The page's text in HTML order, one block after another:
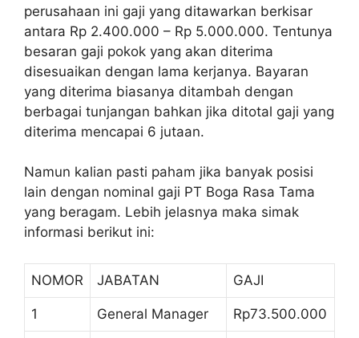
perusahaan ini gaji yang ditawarkan berkisar
antara Rp 2.400.000 – Rp 5.000.000. Tentunya
besaran gaji pokok yang akan diterima
disesuaikan dengan lama kerjanya. Bayaran
yang diterima biasanya ditambah dengan
berbagai tunjangan bahkan jika ditotal gaji yang
diterima mencapai 6 jutaan.
Namun kalian pasti paham jika banyak posisi
lain dengan nominal gaji PT Boga Rasa Tama
yang beragam. Lebih jelasnya maka simak
informasi berikut ini:
NOMOR JABATAN GAJI
1 General Manager Rp73.500.000